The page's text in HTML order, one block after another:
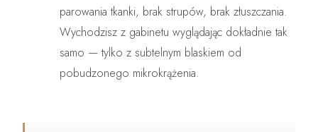
parowania tkanki, brak strupów, brak złuszczania.
Wychodzisz z gabinetu wyglądając dokładnie tak
samo — tylko z subtelnym blaskiem od
pobudzonego mikrokrążenia.